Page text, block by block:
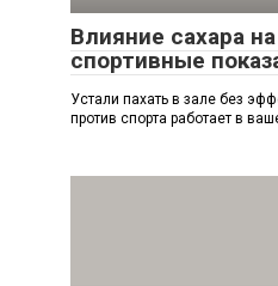
Влияние сахара
спортивные
Устали пахать в зале без
против спорта работает в